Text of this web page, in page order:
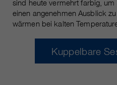
sind heute vermehrt farbig,
einen angenehmen Ausblick
wärmen bei kalten
Kuppelbare